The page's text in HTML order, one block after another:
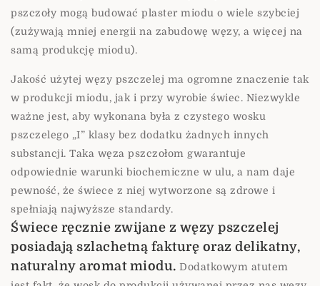
pszczoły mogą budować plaster miodu o wiele szybciej
(zużywają mniej energii na zabudowę węzy, a więcej na
samą produkcję miodu).
Jakość użytej węzy pszczelej ma ogromne znaczenie tak
w produkcji miodu, jak i przy wyrobie świec. Niezwykle
ważne jest, aby wykonana była z czystego wosku
pszczelego „I” klasy bez dodatku żadnych innych
substancji. Taka węza pszczołom gwarantuje
odpowiednie warunki biochemiczne w ulu, a nam daje
pewność, że świece z niej wytworzone są zdrowe i
spełniają najwyższe standardy.
Świece ręcznie zwijane z węzy pszczelej
posiadają szlachetną fakturę oraz delikatny,
naturalny aromat miodu. Dodatkowym atutem